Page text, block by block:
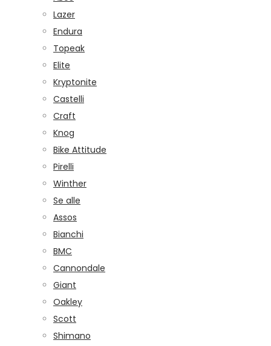
Lazer
Endura
Topeak
Elite
Kryptonite
Castelli
Craft
Knog
Bike Attitude
Pirelli
Winther
Se alle
Assos
Bianchi
BMC
Cannondale
Giant
Oakley
Scott
Shimano